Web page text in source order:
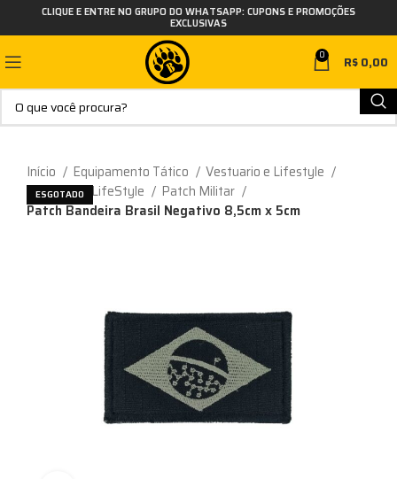
CLIQUE E ENTRE NO GRUPO DO WHATSAPP: CUPONS E PROMOÇÕES
EXCLUSIVAS
0 R$0,00
Início Equipamento Tático
Vestuario e Lifestyle
Acessórios LifeStyle
Patch Militar
Patch Bandeira Brasil Negativo 8,5cm x 5cm
ESGOTADO